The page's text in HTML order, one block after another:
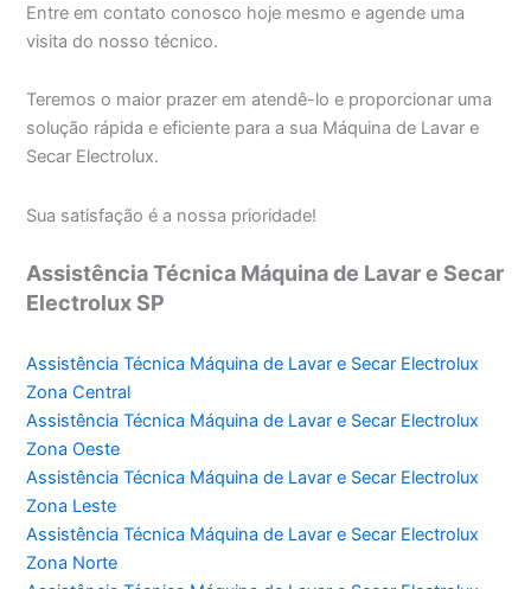
Entre em contato conosco hoje mesmo e agende uma
visita do nosso técnico.
Teremos o maior prazer em atendê-lo e proporcionar uma
solução rápida e eficiente para a sua Máquina de Lavar e
Secar Electrolux.
Sua satisfação é a nossa prioridade!
Assistência Técnica Máquina de Lavar e Secar
Electrolux SP
Assistência Técnica Máquina de Lavar e Secar Electrolux
Zona Central
Assistência Técnica Máquina de Lavar e Secar Electrolux
Zona Oeste
Assistência Técnica Máquina de Lavar e Secar Electrolux
Zona Leste
Assistência Técnica Máquina de Lavar e Secar Electrolux
Zona Norte